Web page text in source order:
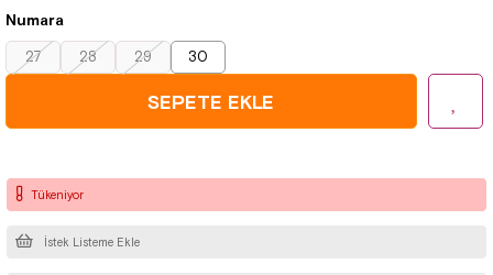
Numara
27 28 29 30
Tükeniyor
İstek Listeme Ekle